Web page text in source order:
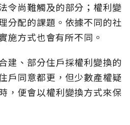
令尚難觸及的部分；權利變
分配的課題。依據不同的社
施方式也會有所不同。
建、部分住戶採權利變換的
戶同意都更，但少數產權疑
，便會以權利變換方式來保